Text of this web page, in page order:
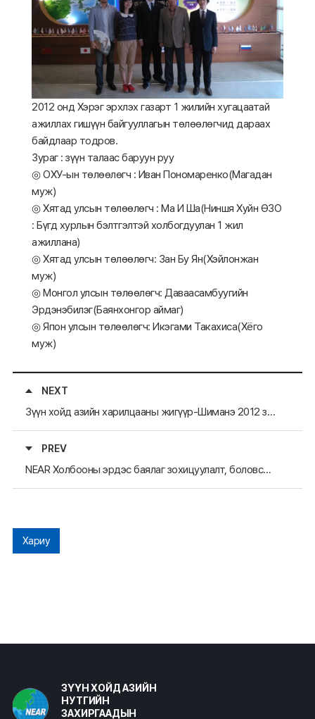
2012 онд Хэрэг эрхлэх газарт 1 жилийн хугацаатай
ажиллах гишүүн байгууллагын төлөөлөгчид дараах
байдлаар тодров.
Зураг : зүүн талаас баруун руу
◎ ОХУ-ын төлөөлөгч : Иван Пономаренко(Магадан
муж)
◎ Хятад улсын төлөөлөгч : Ма И Ша(Ниншя Хуйн ӨЗО
: Бүгд хурлын бэлтгэлтэй холбогдуулан 1 жил
ажиллана)
◎ Хятад улсын төлөөлөгч: Зан Бу Ян(Хэйлонжан
муж)
◎ Монгол улсын төлөөлөгч: Даваасамбуугийн
Эрдэнэбилэг(Баянхонгор аймаг)
◎ Япон улсын төлөөлөгч: Икэгами Такахиса(Хёго
муж)
NEXT
Зүүн хойд азийн харилцааны жигүүр-Шиманэ 2012 зохиогдлоо
PREV
NEAR Холбооны эрдэс баялаг зохицуулалт, боловсруулалтын хорооны хурал Магадан мужид зохион байгуулагдана
Хариу
ЗҮҮН ХОЙД АЗИЙН
НУТГИЙН
ЗАХИРГААДЫН